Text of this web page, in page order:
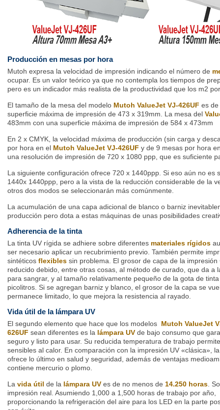
Producción en mesas por hora
Mutoh expresa la velocidad de impresión indicando el número de
ocupar. Es un valor teórico ya que no contempla los tiempos de
pero es un indicador más realista de la productividad que los m2
El tamaño de la mesa del modelo Mutoh ValueJet VJ-426UF es
superficie máxima de impresión de 473 x 319mm. La mesa del
483mm con una superficie máxima de impresión de 584 x 473mm
En 2 x CMYK, la velocidad máxima de producción (sin carga y
por hora en el Mutoh ValueJet VJ-426UF y de 9 mesas por hora
una resolución de impresión de 720 x 1080 ppp, que es suficiente
La siguiente configuración ofrece 720 x 1440ppp. Si eso aún no es
1440x 1440ppp, pero a la vista de la reducción considerable de la
otros dos modos se seleccionarán más comúnmente.
La acumulación de una capa adicional de blanco o barniz
producción pero dota a estas máquinas de unas posibilidades
Adherencia de la tinta
La tinta UV rígida se adhiere sobre diferentes materiales rígidos
ser necesario aplicar un recubrimiento previo. También permite
sintéticos flexibles sin problema. El grosor de capa de la
reducido debido, entre otras cosas, al método de curado, que da a
para sangrar, y al tamaño relativamente pequeño de la gota de
picolitros. Si se agregan barniz y blanco, el grosor de la capa se
permanece limitado, lo que mejora la resistencia al rayado.
Vida útil de la lámpara UV
El segundo elemento que hace que los modelos Mutoh ValueJet
626UF sean diferentes es la lámpara UV de bajo consumo que
seguro y listo para usar. Su reducida temperatura de trabajo
sensibles al calor. En comparación con la impresión UV «clásica»,
ofrece lo último en salud y seguridad, además de ventajas
contiene mercurio o plomo.
La vida útil de la lámpara UV es de no menos de 14.250 horas.
impresión real. Asumiendo 1,000 a 1,500 horas de trabajo por
proporcionando la refrigeración del aire para los LED en la parte